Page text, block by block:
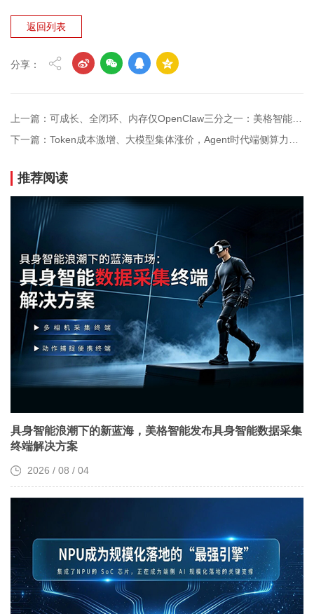
返回列表
分享：
推荐阅读
具身智能浪潮下的新蓝海，美格智能发布具身智能数据采集
终端解决方案
2026 / 08 / 04